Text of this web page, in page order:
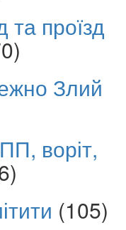
та проїзд
Злий
воріт,
(105)